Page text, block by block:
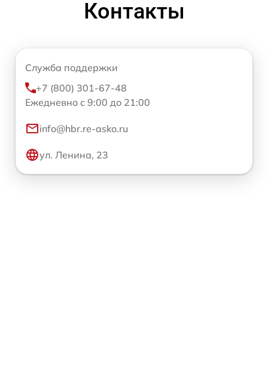
Контакты
Служба поддержки
+7 (800) 301-67-48
Ежедневно с 9:00 до 21:00
info@hbr.re-asko.ru
ул. Ленина, 23